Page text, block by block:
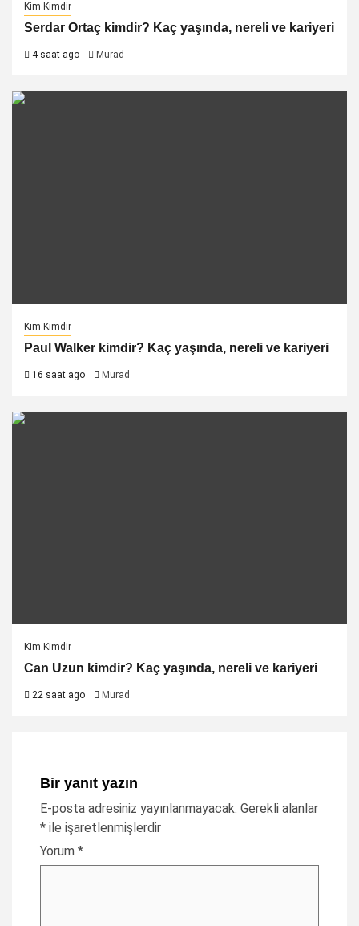
Kim Kimdir
Serdar Ortaç kimdir? Kaç yaşında, nereli ve kariyeri
4 saat ago Murad
Kim Kimdir
Paul Walker kimdir? Kaç yaşında, nereli ve kariyeri
16 saat ago Murad
Kim Kimdir
Can Uzun kimdir? Kaç yaşında, nereli ve kariyeri
22 saat ago Murad
Bir yanıt yazın
E-posta adresiniz yayınlanmayacak. Gerekli alanlar
* ile işaretlenmişlerdir
Yorum *